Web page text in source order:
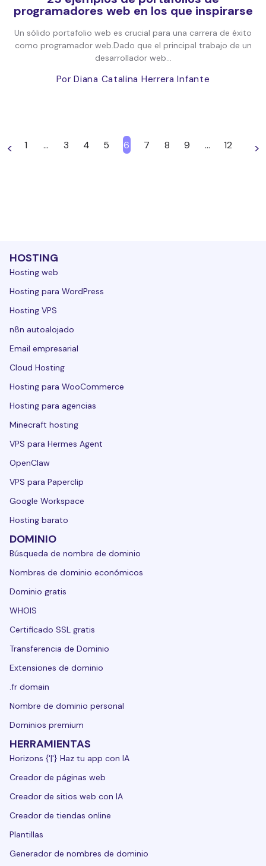
programadores web en los que inspirarse
Un sólido portafolio web es crucial para una carrera de éxito
como programador web.Dado que el principal trabajo de un
desarrollador web...
Por Diana Catalina Herrera Infante
< 1 … 3 4 5 6 7 8 9 … 12 >
HOSTING
Hosting web
Hosting para WordPress
Hosting VPS
n8n autoalojado
Email empresarial
Cloud Hosting
Hosting para WooCommerce
Hosting para agencias
Minecraft hosting
VPS para Hermes Agent
OpenClaw
VPS para Paperclip
Google Workspace
Hosting barato
DOMINIO
Búsqueda de nombre de dominio
Nombres de dominio económicos
Dominio gratis
WHOIS
Certificado SSL gratis
Transferencia de Dominio
Extensiones de dominio
.fr domain
Nombre de dominio personal
Dominios premium
HERRAMIENTAS
Horizons {'|'} Haz tu app con IA
Creador de páginas web
Creador de sitios web con IA
Creador de tiendas online
Plantillas
Generador de nombres de dominio